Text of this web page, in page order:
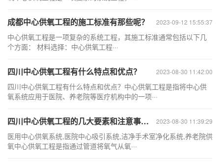
2023-09-12 15:55:37
成都中心供氧工程的施工标准有那些呢？
中心供氧工程是一项复杂的系统工程，其施工标准通常包括以下几
个方面： 材料选择：中心供氧工程···
2023-08-30 11:42:00
四川中心供氧工程有什么特点和优点？
四川中心供氧工程有什么特点和优点？中心供氧工程是指将中心供
氧系统应用于医院、养老院等医疗机构中的一项···
2023-08-30 11:39:29
四川中心供氧工程的几大要素和注意事项有哪些呢？
医用中心供氧系统,医院中心吸引系统,洁净手术室净化系统,养老院供
氧中心供氧工程是指通过管道将氧气从氧···